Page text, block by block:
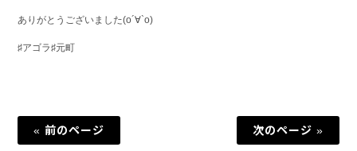
ありがとうございました(о´∀`о)
♯アゴラ♯元町
« 前のページ 次のページ »